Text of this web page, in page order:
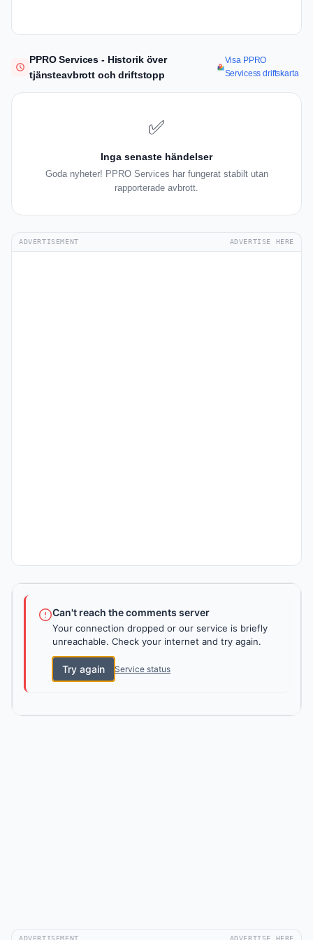
PPRO Services - Historik över
tjänsteavbrott och driftstopp
Visa PPRO
Servicess driftskarta
✅
Inga senaste händelser
Goda nyheter! PPRO Services har fungerat stabilt utan
rapporterade avbrott.
ADVERTISEMENT ADVERTISE HERE
Can't reach the comments server
Your connection dropped or our service is briefly
unreachable. Check your internet and try again.
Try again Service status